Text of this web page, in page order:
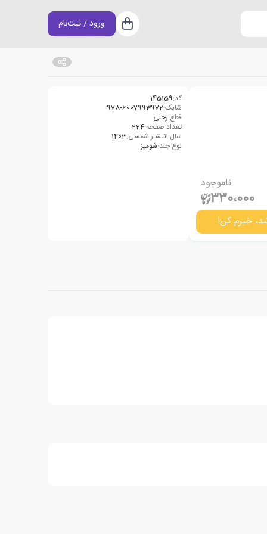
سبد خرید
ورود / ثبت‌نام
ناموجود
330،000
خبرم کن!
کد:145159
شابک:978-6007993972
قطع:رحلی
تعداد صفحه:224
سال انتشار شمسی:1403
نوع جلد:شومیز